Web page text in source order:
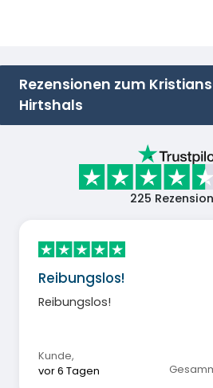
Rezensionen zum
Hirtshals
225
Reibungslos!
Reibungslos!
Kunde,
vor 6 Tagen